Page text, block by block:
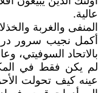
عالية.
المنفى والغربة
أكمل نجيب سرور
بالاتحاد السوفيتي،
لم يكن فقط في
عينه كيف تحولت